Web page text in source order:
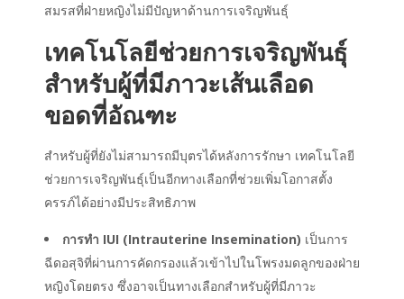
สมรสที่ฝ่ายหญิงไม่มีปัญหาด้านการเจริญพันธุ์
เทคโนโลยีช่วยการเจริญพันธุ์
สำหรับผู้ที่มีภาวะเส้นเลือด
ขอดที่อัณฑะ
สำหรับผู้ที่ยังไม่สามารถมีบุตรได้หลังการรักษา เทคโนโลยี
ช่วยการเจริญพันธุ์เป็นอีกทางเลือกที่ช่วยเพิ่มโอกาสตั้ง
ครรภ์ได้อย่างมีประสิทธิภาพ
การทำ IUI (Intrauterine Insemination) เป็นการ
ฉีดอสุจิที่ผ่านการคัดกรองแล้วเข้าไปในโพรงมดลูกของฝ่าย
หญิงโดยตรง ซึ่งอาจเป็นทางเลือกสำหรับผู้ที่มีภาวะ